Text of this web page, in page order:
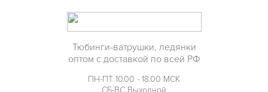
Тюбинги-ватрушки, ледянки
оптом с доставкой по всей РФ
ПН-ПТ 10.00 - 18.00 МСК
СБ-ВС Выходной